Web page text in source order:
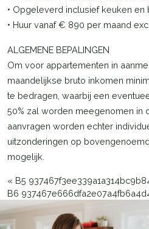
• Opgeleverd inclusief keuken en
• Huur vanaf € 890 per maand
ALGEMENE BEPALINGEN
Om voor appartementen in
maandelijkse bruto inkomen
te bedragen, waarbij een
50% zal worden meegenomen in
aanvragen worden echter
uitzonderingen op
mogelijk.
« B5
B6